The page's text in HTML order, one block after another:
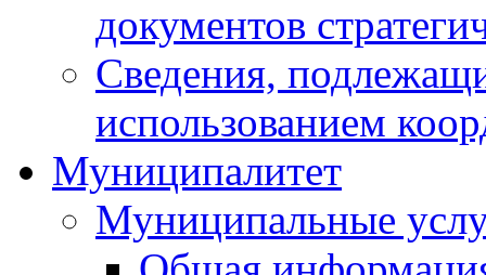
документов
Сведения,
использованием
Муниципалитет
Муниципальные